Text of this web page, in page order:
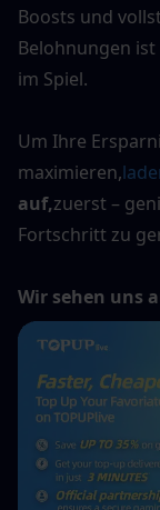
Boosts und
Belohnungen ist
im Spiel.
Um Ihre
maximieren,
auf,zuerst –
Fortschritt zu
Wir sehen uns